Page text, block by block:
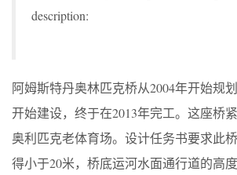
description:
阿姆斯特丹奥林匹克桥从2004年开始规
开始建设，终于在2013年完工。这座桥
奥利匹克老体育场。设计任务书要求此
得小于20米，桥底运河水面通行道的高